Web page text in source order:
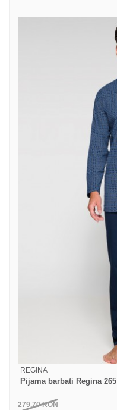
REGINA
Pijama barbati Regina 265
279,70RON